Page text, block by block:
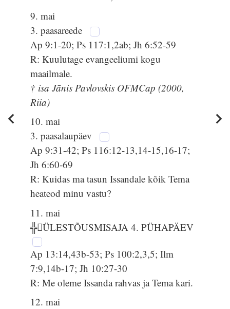
9. mai
3. paasareede
Ap 9:1-20; Ps 117:1,2ab; Jh 6:52-59
R: Kuulutage evangeeliumi kogu
maailmale.
† isa Jānis Pavlovskis OFMCap (2000,
Riia)
10. mai
3. paasalaupäev
Ap 9:31-42; Ps 116:12-13,14-15,16-17;
Jh 6:60-69
R: Kuidas ma tasun Issandale kõik Tema
heateod minu vastu?
11. mai
╬ÜLESTÕUSMISAJA 4. PÜHAPÄEV
Ap 13:14,43b-53; Ps 100:2,3,5; Ilm
7:9,14b-17; Jh 10:27-30
R: Me oleme Issanda rahvas ja Tema kari.
12. mai